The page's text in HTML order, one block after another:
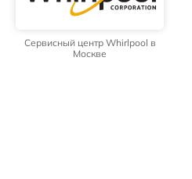
Сервисный центр Whirlpool в
Москве